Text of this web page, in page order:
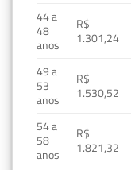
44 a
48
anos
R$
1.301,24
49 a
53
anos
R$
1.530,52
54 a
58
anos
R$
1.821,32